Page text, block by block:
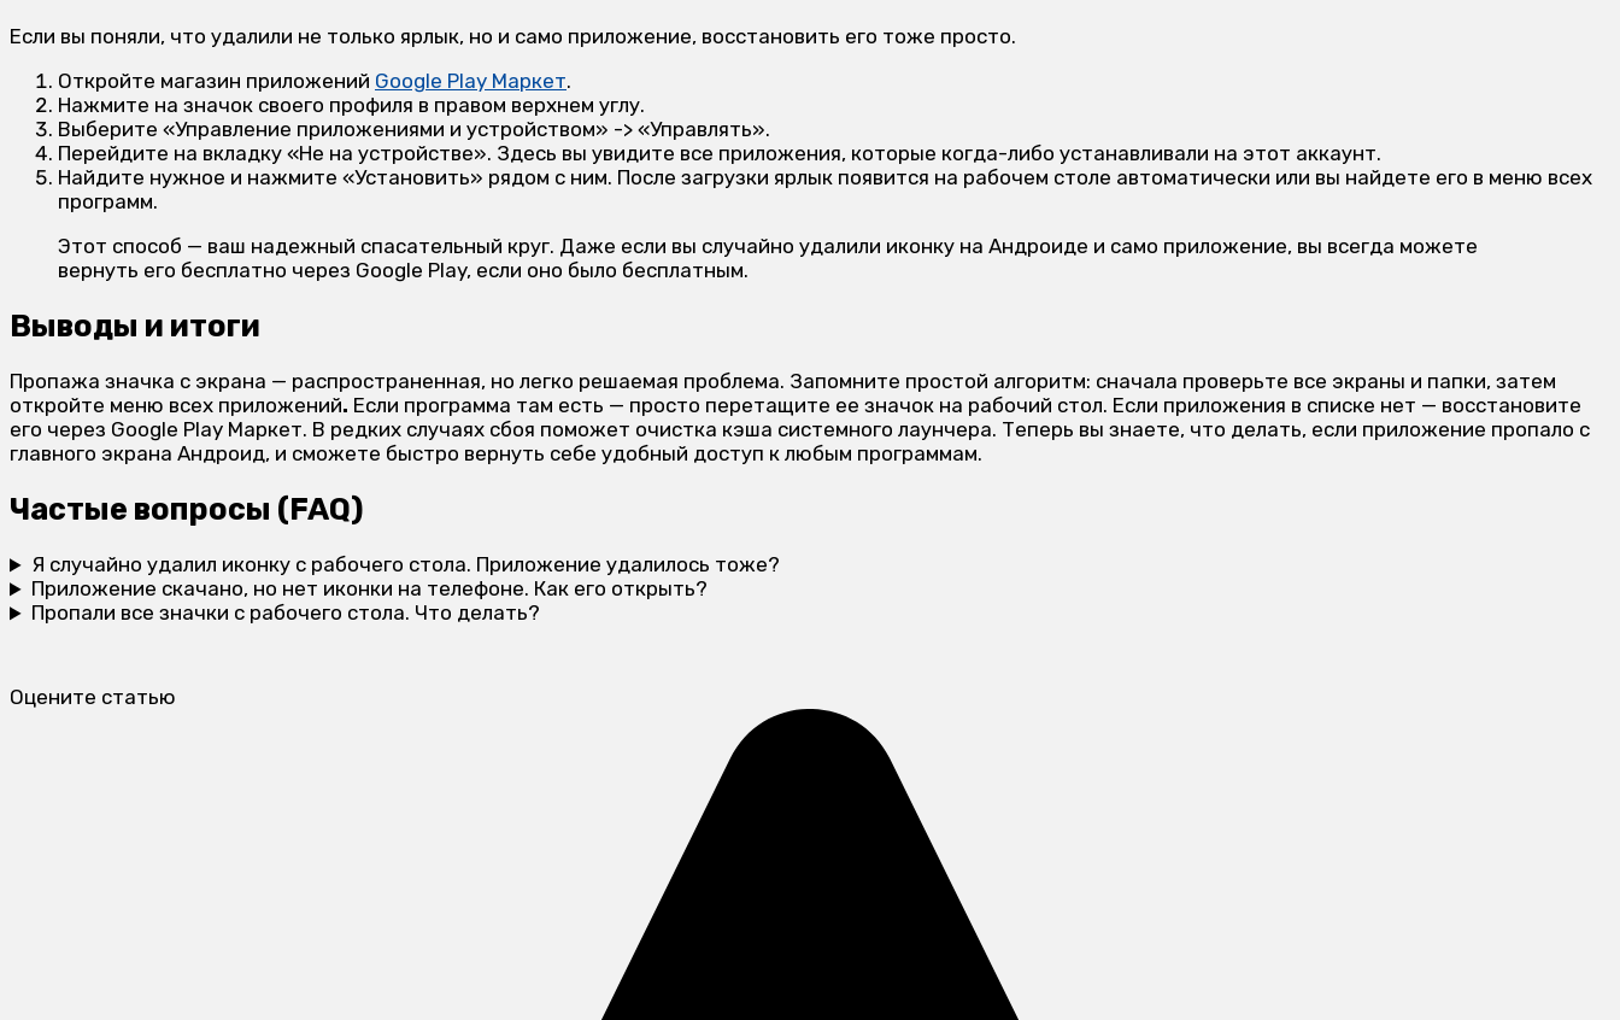
Если вы поняли, что удалили не только ярлык, но и само приложение, восстановить его тоже просто.
Откройте магазин приложений Google Play Маркет.
Нажмите на значок своего профиля в правом верхнем углу.
Выберите «Управление приложениями и устройством» -> «Управлять».
Перейдите на вкладку «Не на устройстве». Здесь вы увидите все приложения, которые когда-либо устанавливали на этот аккаунт.
Найдите нужное и нажмите «Установить» рядом с ним. После загрузки ярлык появится на рабочем столе автоматически или вы найдете его в меню всех
программ.
Этот способ — ваш надежный спасательный круг. Даже если вы случайно удалили иконку на Андроиде и само приложение, вы всегда можете
вернуть его бесплатно через Google Play, если оно было бесплатным.
Выводы и итоги
Пропажа значка с экрана — распространенная, но легко решаемая проблема. Запомните простой алгоритм: сначала проверьте все экраны и папки, затем
откройте меню всех приложений. Если программа там есть — просто перетащите ее значок на рабочий стол. Если приложения в списке нет — восстановите
его через Google Play Маркет. В редких случаях сбоя поможет очистка кэша системного лаунчера. Теперь вы знаете, что делать, если приложение пропало с
главного экрана Андроид, и сможете быстро вернуть себе удобный доступ к любым программам.
Частые вопросы (FAQ)
Я случайно удалил иконку с рабочего стола. Приложение удалилось тоже?
Приложение скачано, но нет иконки на телефоне. Как его открыть?
Пропали все значки с рабочего стола. Что делать?
Оцените статью